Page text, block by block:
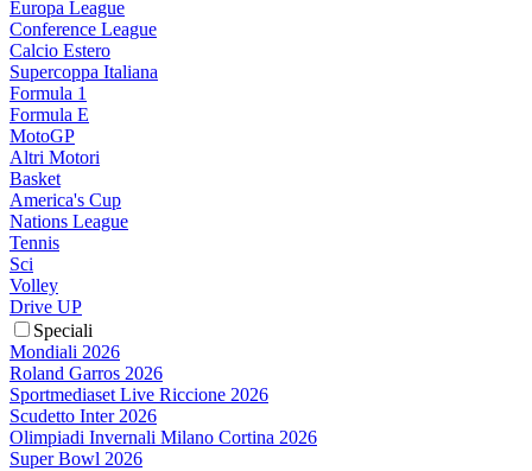
Europa League
Conference League
Calcio Estero
Supercoppa Italiana
Formula 1
Formula E
MotoGP
Altri Motori
Basket
America's Cup
Nations League
Tennis
Sci
Volley
Drive UP
Speciali
Mondiali 2026
Roland Garros 2026
Sportmediaset Live Riccione 2026
Scudetto Inter 2026
Olimpiadi Invernali Milano Cortina 2026
Super Bowl 2026